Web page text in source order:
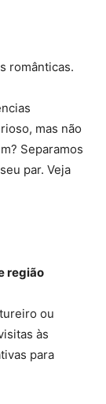
românticas.
mas não
Separamos
par. Veja
região
ou
às
para